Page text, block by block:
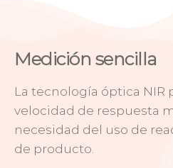
Medición sencilla
La tecnología óptica NIR
velocidad de respuesta
necesidad del uso de
de producto.